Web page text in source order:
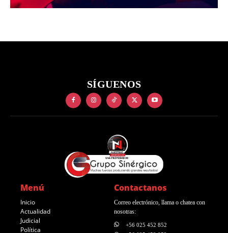
SÍGUENOS
Menú
Inicio
Actualidad
Judicial
Política
Contactanos
Correo electrónico, llama o chatea con
nosotras:
+56 025 452 852